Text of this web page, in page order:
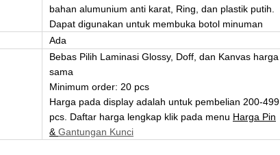
bahan alumunium anti karat, Ring, dan plastik putih.
Dapat digunakan untuk membuka botol minuman
Ada
Bebas Pilih Laminasi Glossy, Doff, dan Kanvas harga
sama
Minimum order: 20 pcs
Harga pada display adalah untuk pembelian 200-499
pcs. Daftar harga lengkap klik pada menu Harga Pin
& Gantungan Kunci